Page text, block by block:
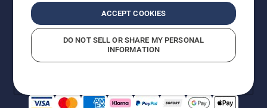
Preisempfehlungen (inkl. MwSt), es sei denn sie sind für
den direkten Kauf verfügbar.
Cookie-RichtlinieNutzungsbedingungen Datenschutzerklärung
Vermutete Verstöße melden
ACCEPT COOKIES
DO NOT SELL OR SHARE MY PERSONAL
INFORMATION